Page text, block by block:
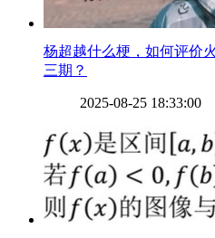
杨超越什么梗，如何评价
三期？
2025-08-25 18:33:00